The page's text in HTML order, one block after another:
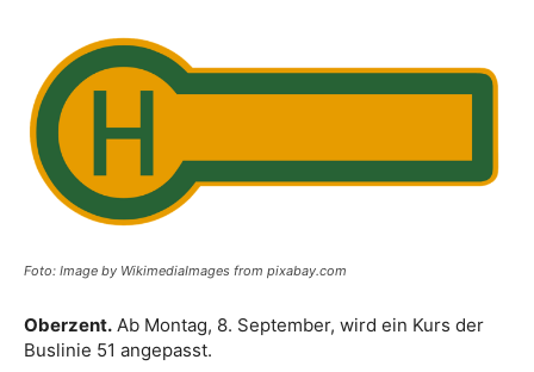
Foto: Image by WikimediaImages from pixabay.com
Oberzent. Ab Montag, 8. September, wird ein Kurs der
Buslinie 51 angepasst.